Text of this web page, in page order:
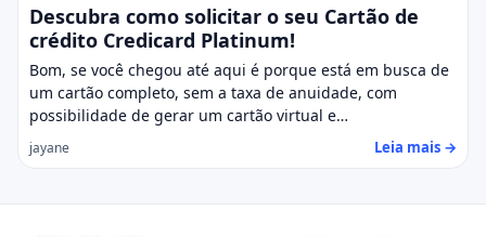
Descubra como solicitar o seu Cartão de
crédito Credicard Platinum!
Bom, se você chegou até aqui é porque está em busca de
um cartão completo, sem a taxa de anuidade, com
possibilidade de gerar um cartão virtual e…
jayane Leia mais →